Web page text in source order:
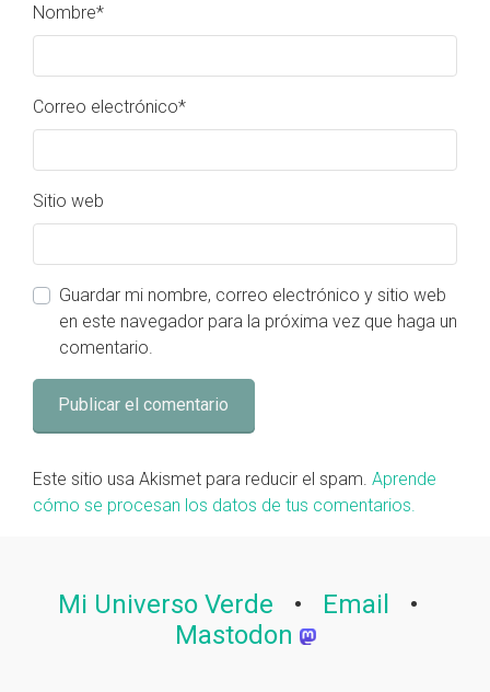
Nombre*
Correo electrónico*
Sitio web
Guardar mi nombre, correo electrónico y sitio web
en este navegador para la próxima vez que haga un
comentario.
Este sitio usa Akismet para reducir el spam. Aprende
cómo se procesan los datos de tus comentarios.
Mi Universo Verde • Email
•
Mastodon